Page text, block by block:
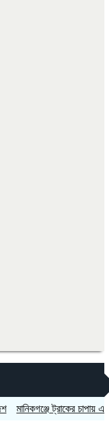
মানিকগঞ্জে ট্রাকের চাপায়